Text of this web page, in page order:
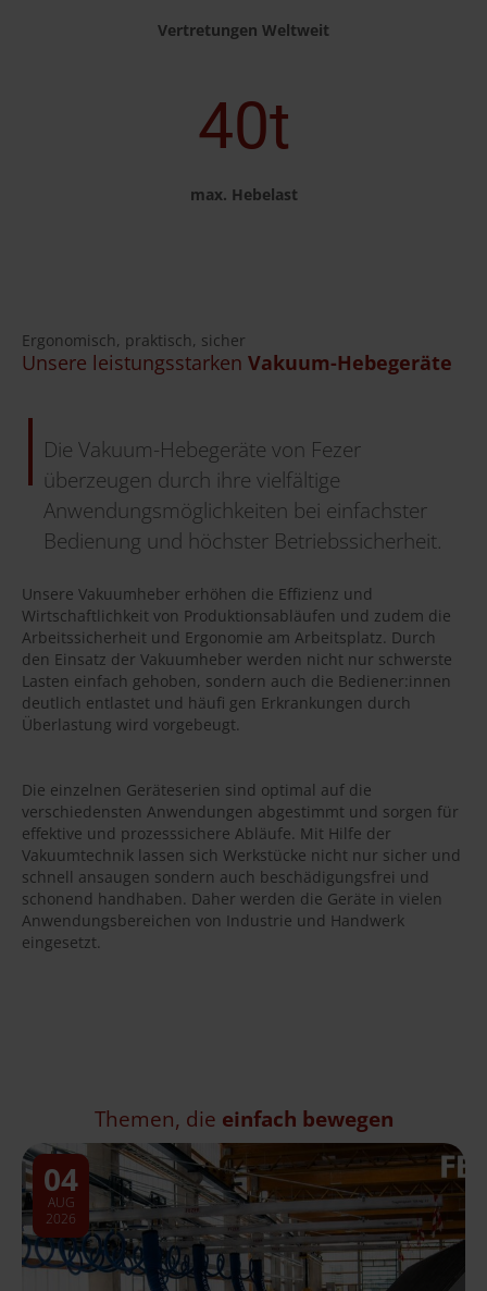
Vertretungen Weltweit
40t
max. Hebelast
Ergonomisch, praktisch, sicher
Unsere leistungsstarken Vakuum-Hebegeräte
Die Vakuum-Hebegeräte von Fezer
überzeugen durch ihre vielfältige
Anwendungsmöglichkeiten bei einfachster
Bedienung und höchster Betriebssicherheit.
Unsere Vakuumheber erhöhen die Effizienz und
Wirtschaftlichkeit von Produktionsabläufen und zudem die
Arbeitssicherheit und Ergonomie am Arbeitsplatz. Durch
den Einsatz der Vakuumheber werden nicht nur schwerste
Lasten einfach gehoben, sondern auch die Bediener:innen
deutlich entlastet und häufi gen Erkrankungen durch
Überlastung wird vorgebeugt.
Die einzelnen Geräteserien sind optimal auf die
verschiedensten Anwendungen abgestimmt und sorgen für
effektive und prozesssichere Abläufe. Mit Hilfe der
Vakuumtechnik lassen sich Werkstücke nicht nur sicher und
schnell ansaugen sondern auch beschädigungsfrei und
schonend handhaben. Daher werden die Geräte in vielen
Anwendungsbereichen von Industrie und Handwerk
eingesetzt.
Themen, die einfach bewegen
04
AUG
2026